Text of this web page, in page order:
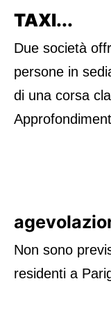
TAXI...
Due società
persone in
di una corsa
Non sono
residenti a